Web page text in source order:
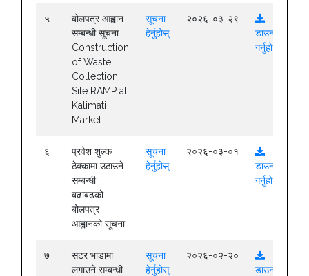
५
बोलपत्र आह्वान
सम्बन्धी सूचना
Construction
of Waste
Collection
Site RAMP at
Kalimati
Market
सूचना
हेर्नुहोस्
२०२६-०३-२९
डाउनलोड
गर्नुहोस्
६
प्रवेश शुल्क
ठेक्कामा उठाउने
सम्बन्धी
बढाबढको
बोलपत्र
आह्वानको सूचना
सूचना
हेर्नुहोस्
२०२६-०३-०१
डाउनलोड
गर्नुहोस्
७
सटर भाडामा
लगाउने सम्बन्धी
सूचना
हेर्नुहोस्
२०२६-०२-२०
डाउनलोड